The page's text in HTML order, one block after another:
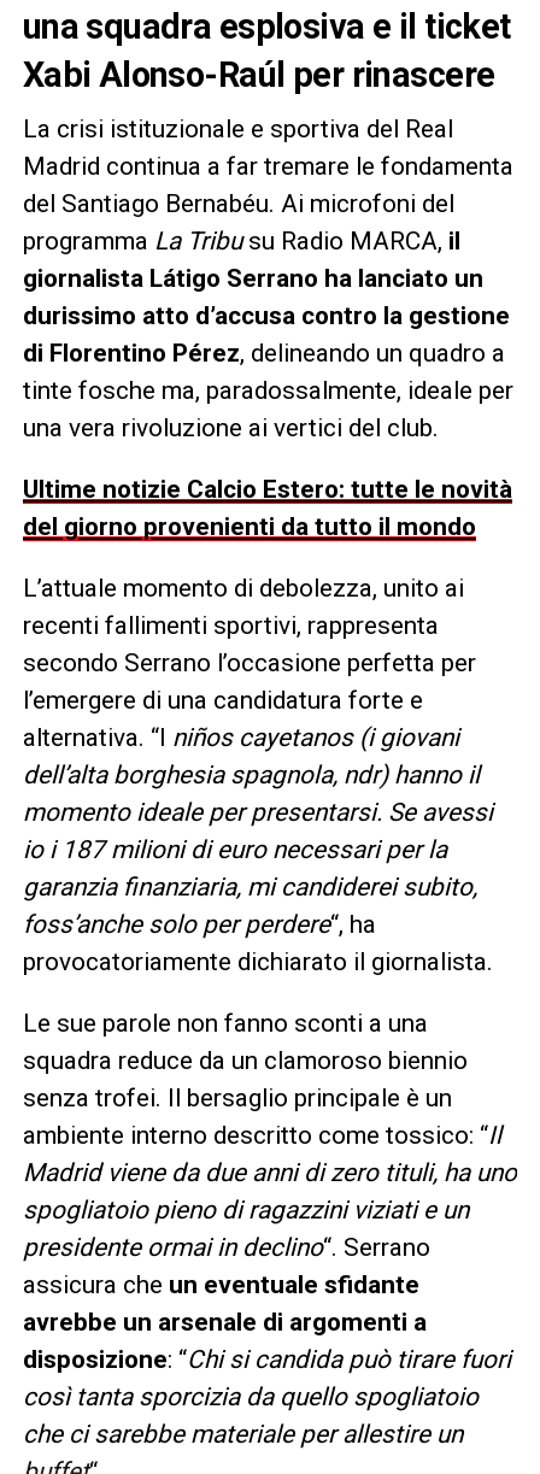
una squadra esplosiva e il ticket
Xabi Alonso-Raúl per rinascere
La crisi istituzionale e sportiva del Real
Madrid continua a far tremare le fondamenta
del Santiago Bernabéu. Ai microfoni del
programma La Tribusu Radio MARCA, il
giornalista Látigo Serrano ha lanciato un
durissimo atto d’accusa contro la gestione
di Florentino Pérez, delineando un quadro a
tinte fosche ma, paradossalmente, ideale per
una vera rivoluzione ai vertici del club.
Ultime notizie Calcio Estero: tutte le novità
del giorno provenienti da tutto il mondo
L’attuale momento di debolezza, unito ai
recenti fallimenti sportivi, rappresenta
secondo Serrano l’occasione perfetta per
l’emergere di una candidatura forte e
alternativa. “I niños cayetanos (i giovani
dell’alta borghesia spagnola, ndr) hanno il
momento ideale per presentarsi. Se avessi
io i 187 milioni di euro necessari per la
garanzia finanziaria, mi candiderei subito,
foss’anche solo per perdere“, ha
provocatoriamente dichiarato il giornalista.
Le sue parole non fanno sconti a una
squadra reduce da un clamoroso biennio
senza trofei. Il bersaglio principale è un
ambiente interno descritto come tossico: “Il
Madrid viene da due anni di zero tituli, ha uno
spogliatoio pieno di ragazzini viziati e un
presidente ormai in declino“. Serrano
assicura che un eventuale sfidante
avrebbe un arsenale di argomenti a
disposizione: “Chi si candida può tirare fuori
così tanta sporcizia da quello spogliatoio
che ci sarebbe materiale per allestire un